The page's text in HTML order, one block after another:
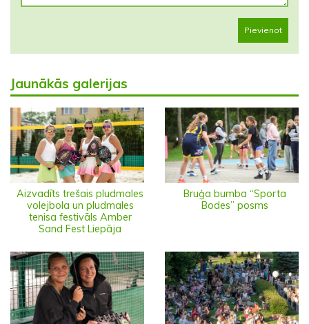
Pievienot
Jaunākās galerijas
Aizvadīts trešais pludmales
volejbola un pludmales
tenisa festivāls Amber
Sand Fest Liepāja
Bruģa bumba “Sporta
Bodes” posms